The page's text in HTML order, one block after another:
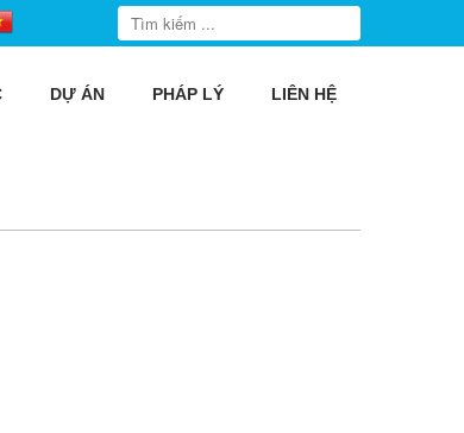
DỰ ÁN PHÁP LÝ LIÊN HỆ